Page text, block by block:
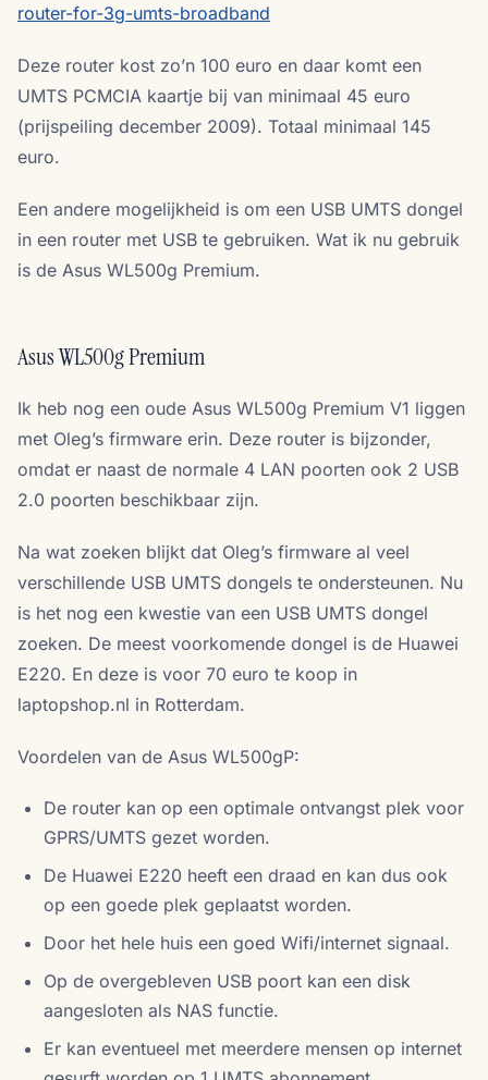
router-for-3g-umts-broadband
Deze router kost zo’n 100 euro en daar komt een
UMTS PCMCIA kaartje bij van minimaal 45 euro
(prijspeiling december 2009). Totaal minimaal 145
euro.
Een andere mogelijkheid is om een USB UMTS dongel
in een router met USB te gebruiken. Wat ik nu gebruik
is de Asus WL500g Premium.
Asus WL500g Premium
Ik heb nog een oude Asus WL500g Premium V1 liggen
met Oleg’s firmware erin. Deze router is bijzonder,
omdat er naast de normale 4 LAN poorten ook 2 USB
2.0 poorten beschikbaar zijn.
Na wat zoeken blijkt dat Oleg’s firmware al veel
verschillende USB UMTS dongels te ondersteunen. Nu
is het nog een kwestie van een USB UMTS dongel
zoeken. De meest voorkomende dongel is de Huawei
E220. En deze is voor 70 euro te koop in
laptopshop.nl in Rotterdam.
Voordelen van de Asus WL500gP:
De router kan op een optimale ontvangst plek voor
GPRS/UMTS gezet worden.
De Huawei E220 heeft een draad en kan dus ook
op een goede plek geplaatst worden.
Door het hele huis een goed Wifi/internet signaal.
Op de overgebleven USB poort kan een disk
aangesloten als NAS functie.
Er kan eventueel met meerdere mensen op internet